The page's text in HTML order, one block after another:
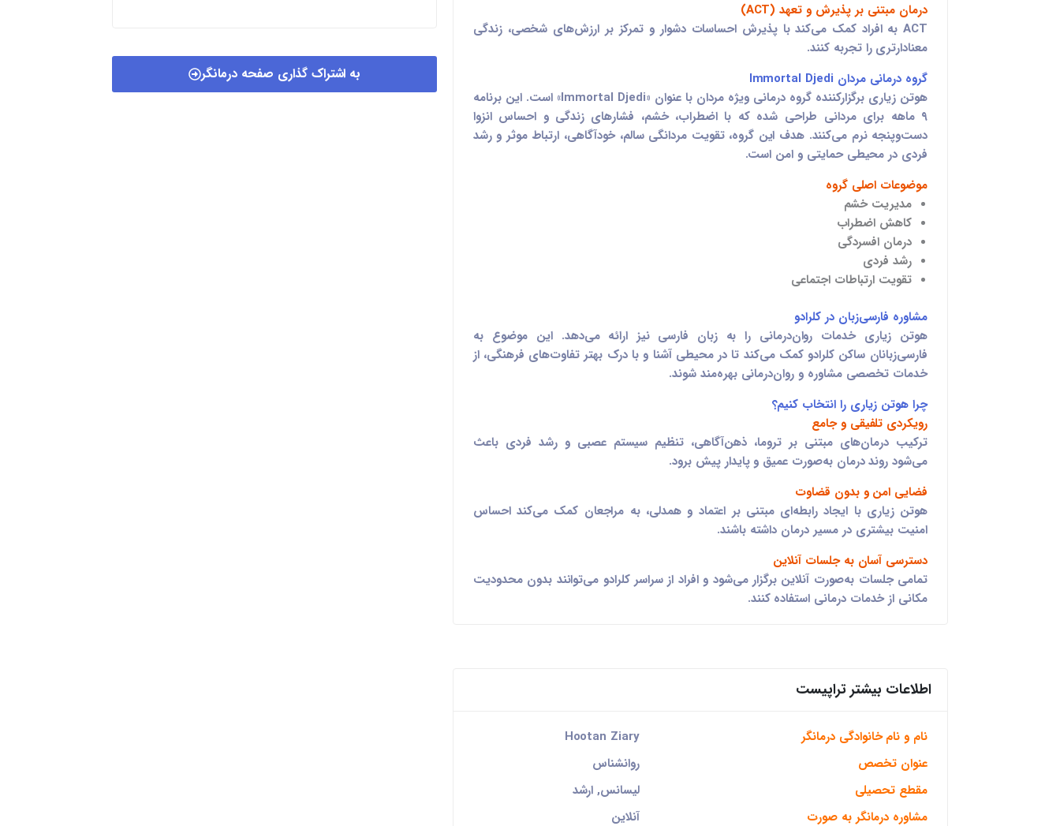
درمان مبتنی بر پذیرش و تعهد (ACT)
ACT به افراد کمک می‌کند با پذیرش احساسات دشوار و تمرکز بر ارزش‌های شخصی، زندگی
معنادارتری را تجربه کنند.
گروه درمانی مردان Immortal Djedi
هوتن زیاری برگزارکننده گروه درمانی ویژه مردان با عنوان «Immortal Djedi» است. این برنامه
۹ ماهه برای مردانی طراحی شده که با اضطراب، خشم، فشارهای زندگی و احساس انزوا
دست‌وپنجه نرم می‌کنند. هدف این گروه، تقویت مردانگی سالم، خودآگاهی، ارتباط موثر و رشد
فردی در محیطی حمایتی و امن است.
موضوعات اصلی گروه
مدیریت خشم
کاهش اضطراب
درمان افسردگی
رشد فردی
تقویت ارتباطات اجتماعی
مشاوره فارسی‌زبان در کلرادو
هوتن زیاری خدمات روان‌درمانی را به زبان فارسی نیز ارائه می‌دهد. این موضوع به
فارسی‌زبانان ساکن کلرادو کمک می‌کند تا در محیطی آشنا و با درک بهتر تفاوت‌های فرهنگی، از
خدمات تخصصی مشاوره و روان‌درمانی بهره‌مند شوند.
چرا هوتن زیاری را انتخاب کنیم؟
رویکردی تلفیقی و جامع
ترکیب درمان‌های مبتنی بر تروما، ذهن‌آگاهی، تنظیم سیستم عصبی و رشد فردی باعث
می‌شود روند درمان به‌صورت عمیق و پایدار پیش برود.
فضایی امن و بدون قضاوت
هوتن زیاری با ایجاد رابطه‌ای مبتنی بر اعتماد و همدلی، به مراجعان کمک می‌کند احساس
امنیت بیشتری در مسیر درمان داشته باشند.
دسترسی آسان به جلسات آنلاین
تمامی جلسات به‌صورت آنلاین برگزار می‌شود و افراد از سراسر کلرادو می‌توانند بدون محدودیت
مکانی از خدمات درمانی استفاده کنند.
اطلاعات بیشتر تراپیست
نام و نام خانوادگی درمانگر
Hootan Ziary
عنوان تخصص
روانشناس
مقطع تحصیلی
لیسانس, ارشد
مشاوره درمانگر به صورت
آنلاین
به اشتراک گذاری صفحه درمانگر